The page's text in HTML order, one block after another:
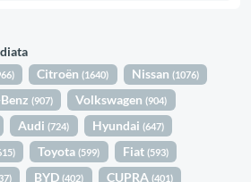
Citroën(1640) Nissan (1076)
(907) Volkswagen(904)
Audi(724) Hyundai (647)
Toyota(599) Fiat (593)
BYD(402) CUPRA (401)